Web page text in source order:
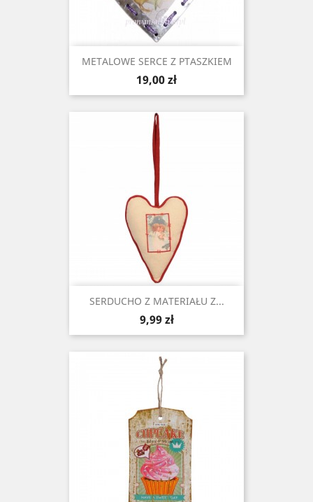
METALOWE SERCE Z PTASZKIEM
Cena
19,00 zł
SERDUCHO Z MATERIAŁU Z...
Cena
9,99 zł